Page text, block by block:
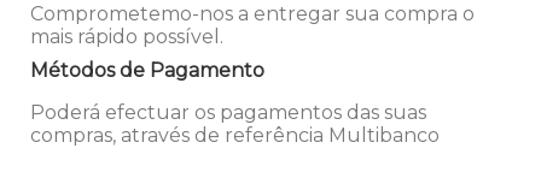
Comprometemo-nos a entregar sua compra o
mais rápido possível.
Métodos de Pagamento
Poderá efectuar os pagamentos das suas
compras, através de referência Multibanco